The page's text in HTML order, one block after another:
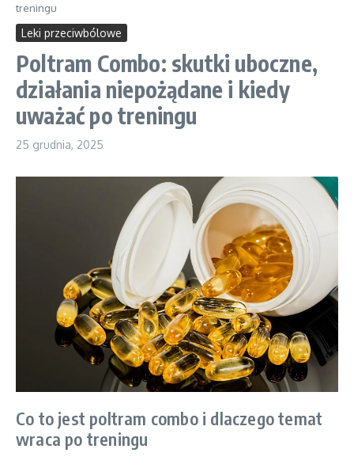
treningu
Leki przeciwbólowe
Poltram Combo: skutki uboczne,
działania niepożądane i kiedy
uważać po treningu
25 grudnia, 2025
Co to jest poltram combo i dlaczego temat
wraca po treningu